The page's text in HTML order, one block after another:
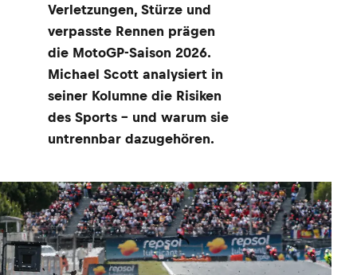
Verletzungen, Stürze und
verpasste Rennen prägen
die MotoGP-Saison 2026.
Michael Scott analysiert in
seiner Kolumne die Risiken
des Sports – und warum sie
untrennbar dazugehören.